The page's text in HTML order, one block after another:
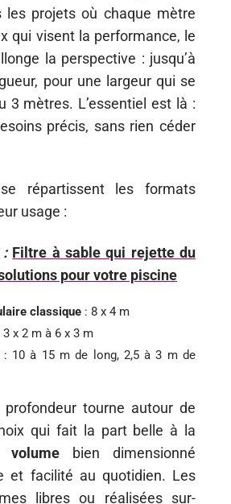
les projets où chaque mètre
qui visent la performance, le
la perspective : jusqu’à
pour une largeur qui se
3 mètres. L’essentiel est là :
précis, sans rien céder
répartissent les formats
usage :
: Filtre à sable qui rejette du
pour votre piscine
classique : 8 x 4 m
3 x 2 m à 6 x 3 m
10 à 15 m de long, 2,5 à 3 m de
profondeur tourne autour de
qui fait la part belle à la
volumebien dimensionné
et facilité au quotidien. Les
libres ou réalisées sur-